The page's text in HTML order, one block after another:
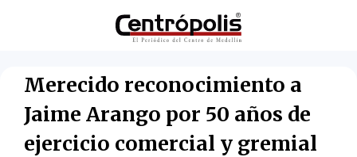
Merecido reconocimiento a
Jaime Arango por 50 años de
ejercicio comercial y gremial